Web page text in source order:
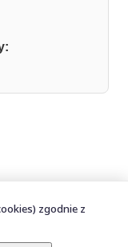
zgodnie z